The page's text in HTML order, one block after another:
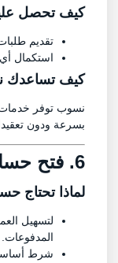
كيف تحصل
تقديم
استكمال أي
كيف تساعدك
نسوب توفر خدمات
بسرعة ودون
6. فتح حساب مصرفي تجاري
لماذا تحتاج
لتسهيل
المدفوعات.
شرط أساسي